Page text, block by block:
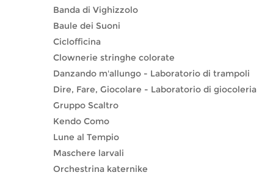
Banda di Vighizzolo
Baule dei Suoni
Ciclofficina
Clownerie stringhe colorate
Danzando m'allungo - Laboratorio di trampoli
Dire, Fare, Giocolare - Laboratorio di giocoleria
Gruppo Scaltro
Kendo Como
Lune al Tempio
Maschere larvali
Orchestrina katernike